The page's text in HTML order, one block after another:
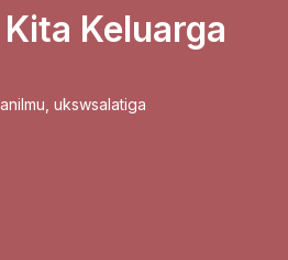
Keluarga
ukswsalatiga